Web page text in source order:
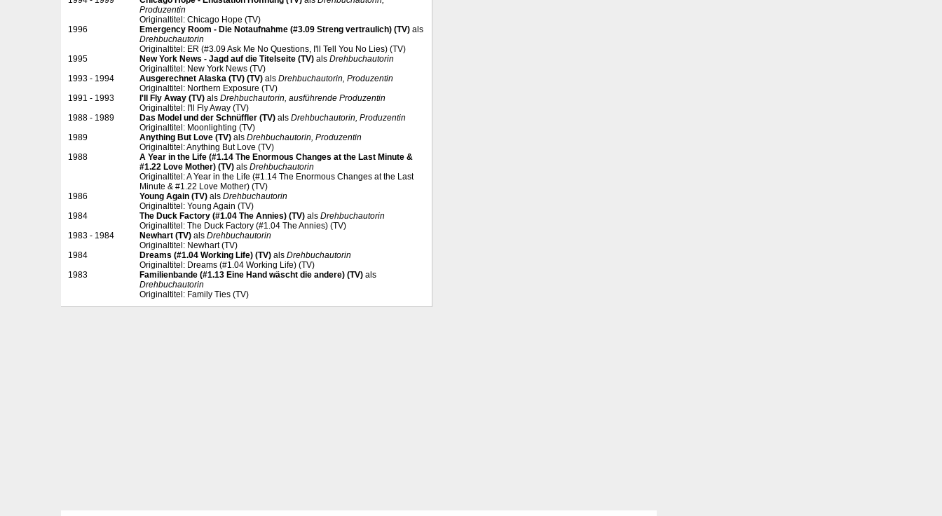
Produzentin
Originaltitel: Chicago Hope (TV)
1996
Emergency Room - Die Notaufnahme (#3.09 Streng vertraulich) (TV) als
Drehbuchautorin
Originaltitel: ER (#3.09 Ask Me No Questions, I'll Tell You No Lies) (TV)
1995
New York News - Jagd auf die Titelseite (TV) als Drehbuchautorin
Originaltitel: New York News (TV)
1993 - 1994
Ausgerechnet Alaska (TV) (TV) als Drehbuchautorin, Produzentin
Originaltitel: Northern Exposure (TV)
1991 - 1993
I'll Fly Away (TV) als Drehbuchautorin, ausführende Produzentin
Originaltitel: I'll Fly Away (TV)
1988 - 1989
Das Model und der Schnüffler (TV) als Drehbuchautorin, Produzentin
Originaltitel: Moonlighting (TV)
1989
Anything But Love (TV) als Drehbuchautorin, Produzentin
Originaltitel: Anything But Love (TV)
1988
A Year in the Life (#1.14 The Enormous Changes at the Last Minute &
#1.22 Love Mother) (TV) als Drehbuchautorin
Originaltitel: A Year in the Life (#1.14 The Enormous Changes at the Last
Minute & #1.22 Love Mother) (TV)
1986
Young Again (TV) als Drehbuchautorin
Originaltitel: Young Again (TV)
1984
The Duck Factory (#1.04 The Annies) (TV) als Drehbuchautorin
Originaltitel: The Duck Factory (#1.04 The Annies) (TV)
1983 - 1984
Newhart (TV) als Drehbuchautorin
Originaltitel: Newhart (TV)
1984
Dreams (#1.04 Working Life) (TV) als Drehbuchautorin
Originaltitel: Dreams (#1.04 Working Life) (TV)
1983
Familienbande (#1.13 Eine Hand wäscht die andere) (TV) als
Drehbuchautorin
Originaltitel: Family Ties (TV)